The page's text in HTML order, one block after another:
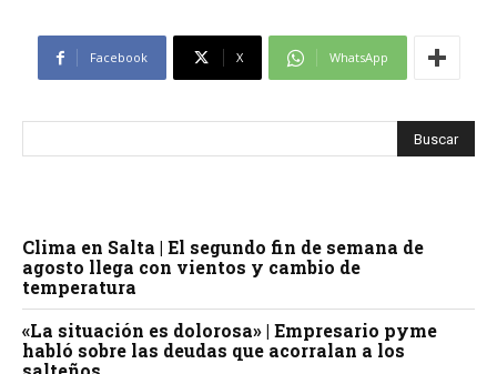
Facebook X WhatsApp
Clima en Salta | El segundo fin de semana de
agosto llega con vientos y cambio de
temperatura
«La situación es dolorosa» | Empresario pyme
habló sobre las deudas que acorralan a los